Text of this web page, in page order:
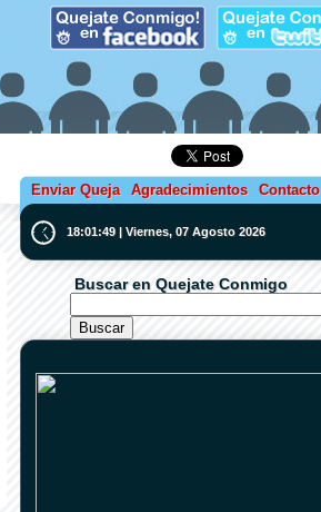
Enviar Queja Agradecimientos Contacto
18:01:49 | Viernes, 07 Agosto 2026
Buscar en Quejate Conmigo